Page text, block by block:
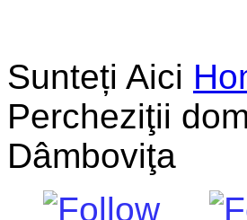
Sunteți Aici
Percheziţii
Dâmboviţa